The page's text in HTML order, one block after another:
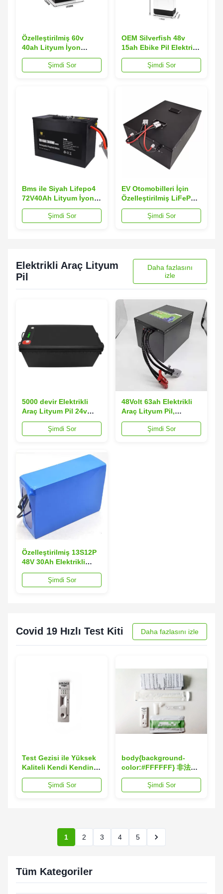
Özelleştirilmiş 60v
40ah Lityum İyon
Motosiklet Aküsü 2500
kez Döngü ömrü
Şimdi Sor
OEM Silverfish 48v
15ah Ebike Pil Elektrikli
Bisiklet Lityum Pil
Şimdi Sor
Bms ile Siyah Lifepo4
72V40Ah Lityum İyon
Motosiklet Aküsü
Şimdi Sor
EV Otomobilleri İçin
Özelleştirilmiş LiFePO4
60V 72V Lityum İyon
Motosiklet Aküsü
Şimdi Sor
Elektrikli Araç Lityum
Pil
Daha fazlasını
izle
5000 devir Elektrikli
Araç Lityum Pil 24v
150ah Lityum İyon Pil
Şimdi Sor
48Volt 63ah Elektrikli
Araç Lityum Pil,
Elektrikli Üç Tekerlekli
Bisiklet Lityum Pil
Şimdi Sor
Özelleştirilmiş 13S12P
48V 30Ah Elektrikli
Araç Lityum Pil Hafif
Şimdi Sor
Covid 19 Hızlı Test Kiti Daha fazlasını izle
Test Gezisi ile Yüksek
Kaliteli Kendi Kendini
Test Eden Hızlı SARS-
CoV-2 Antijen Test
Şimdi Sor
body{background-
color:#FFFFFF} 非法阻
断149 window.onload =
function () {Şimdi Sor
1 2 3 4 5
Tüm Kategoriler